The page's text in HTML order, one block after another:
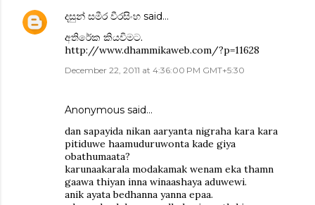
දසුන් සමීර වීරසිංහ said…
අතිරේක කියවිමට.
http://www.dhammikaweb.com/?p=11628
December 22, 2011 at 4:36:00 PM GMT+5:30
Anonymous said…
dan sapayida nikan aaryanta nigraha kara kara
pitiduwe haamuduruwonta kade giya
obathumaata?
karunaakarala modakamak wenam eka thamn
gaawa thiyan inna winaashaya aduwewi.
anik ayata bedhanna yanna epaa.